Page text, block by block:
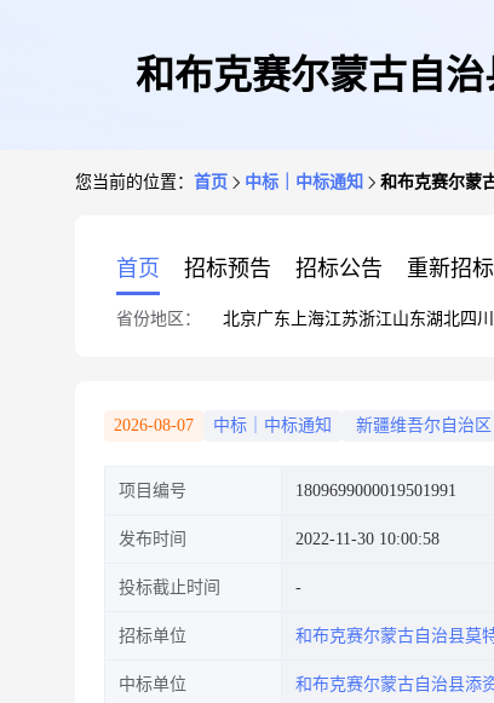
和布克赛尔蒙古自
您当前的位置： 首页 中标｜中标通知 和布克赛尔蒙
首页 招标预告 招标公告 重新招标
省份地区： 北京广东 上海江苏浙江山东湖北四川
2026-08-07 中标｜中标通知 新疆维吾尔自治区
项目编号 1809699000019501991
发布时间 2022-11-30 10:00:58
投标截止时间
招标单位 和布克赛尔蒙古自治县莫
中标单位 和布克赛尔蒙古自治县添